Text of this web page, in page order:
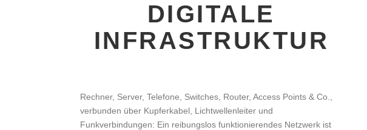
DIGITALE
INFRASTRUKTUR
Rechner, Server, Telefone, Switches, Router, Access Points & Co.,
verbunden über Kupferkabel, Lichtwellenleiter und
Funkverbindungen: Ein reibungslos funktionierendes Netzwerk ist